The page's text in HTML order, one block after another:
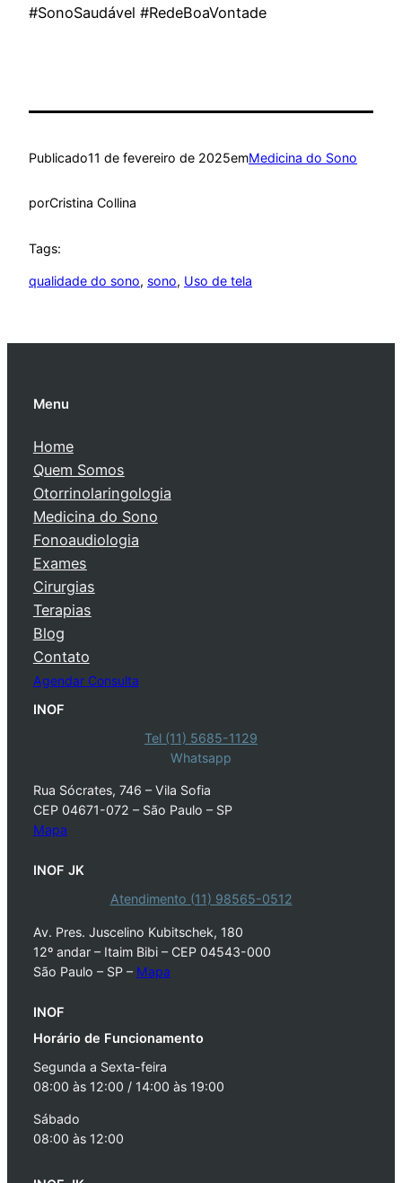
#SonoSaudável #RedeBoaVontade
Publicado11 de fevereiro de 2025emMedicina do Sono
porCristina Collina
Tags:
qualidade do sono, sono, Uso de tela
Menu
Home
Quem Somos
Otorrinolaringologia
Medicina do Sono
Fonoaudiologia
Exames
Cirurgias
Terapias
Blog
Contato
Agendar Consulta
INOF
Tel (11) 5685-1129
Whatsapp
Rua Sócrates, 746 – Vila Sofia
CEP 04671-072 – São Paulo – SP
Mapa
INOF JK
Atendimento (11) 98565-0512
Av. Pres. Juscelino Kubitschek, 180
12º andar – Itaim Bibi – CEP 04543-000
São Paulo – SP – Mapa
INOF
Horário de Funcionamento
Segunda a Sexta-feira
08:00 às 12:00 / 14:00 às 19:00
Sábado
08:00 às 12:00